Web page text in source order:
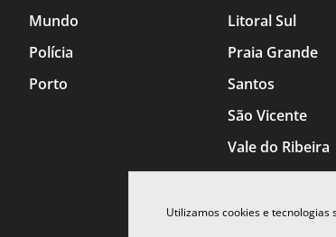
Utilizamos cookies e tecnologias
Mundo
Polícia
Porto
Litoral Sul
Praia Grande
Santos
São Vicente
Vale do Ribeira